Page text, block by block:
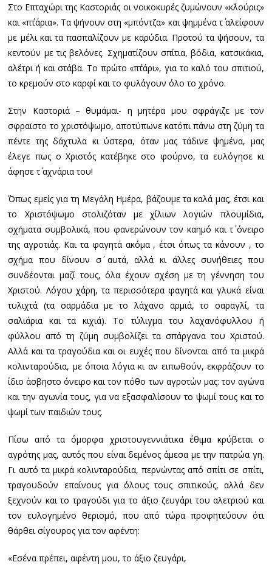
Στο Επταχώρι της Καστοριάς οι νοικοκυρές ζυμώνουν «κ΄λούρις»
και «π΄τάρια». Τα ψήνουν στη «μπόντζα» και ψημμένα τ΄ αλείφουν
με μέλι και τα πασπαλίζουν με καρύδια. Προτού τα ψήσουν, τα
κεντούν με τις βελόνες. Σχηματίζουν σπίτια, βόδια, κατσικάκια,
αλέτρι ή και στάβα. Το πρώτο «π΄τάρι», για το καλό του σπιτιού,
το κρεμούν στο καρφί και το φυλάγουν όλο το χρόνο.
Στην Καστοριά – θυμάμαι- η μητέρα μου σφράγιζε με τον
σφραϊστο το χριστόψωμο, αποτύπωνε κατόπι πάνω στη ζύμη τα
πέντε της δάχτυλα κι ύστερα, όταν μας τάδινε ψημένα, μας
έλεγε πως ο Χριστός κατέβηκε στο φούρνο, τα ευλόγησε κι
άφησε τ΄ αχνάρια του!
΄Όπως εμείς για τη Μεγάλη Ημέρα, βάζουμε τα καλά μας, έτσι και
το Χριστόψωμο στολιζόταν με χίλιων λογιών πλουμίδια,
σχήματα συμβολικά, που φανερώνουν τον καημό και τ΄ όνειρο
της αγροτιάς. Και τα φαγητά ακόμα , έτσι όπως τα κάνουν , το
σχήμα που δίνουν σ΄ αυτά, αλλά κι άλλες συνήθειες που
συνδέονται μαζί τους, όλα έχουν σχέση με τη γέννηση του
Χριστού. Λόγου χάρη, τα περισσότερα φαγητά και γλυκά είναι
τυλιχτά (τα σαρμάδια με το λάχανο αρμιά, το σαραγλί, τα
σαλιάρια και τα κιχιά). Το τύλιγμα του λαχανόφυλλου ή
φύλλου από τη ζύμη συμβολίζει τα σπάργανα του Χριστού.
Αλλά και τα τραγούδια και οι ευχές που δίνονται από τα μικρά
κολινταρούδια, με όποια λόγια κι αν ειπωθούν, εκφράζουν το
ίδιο άσβηστο όνειρο και τον πόθο των αγροτών μας: τον αγώνα
και την αγωνία τους, για να εξασφαλίσουν το ψωμί τους και το
ψωμί των παιδιών τους.
Πίσω από τα όμορφα χριστουγεννιάτικα έθιμα κρύβεται ο
αγρότης μας, αυτός που είναι δεμένος άμεσα με την πατρώα γη.
Γι αυτό τα μικρά κολινταρούδια, περνώντας από σπίτι σε σπίτι,
τραγουδούν επαίνους για όλους τους σπιτικούς, αλλά δεν
ξεχνούν και το τραγούδι για το άξιο ζευγάρι του αλετριού και
τον ευλογημένο θερισμό, που από τώρα προφητεύουν ότι
θάρθει σίγουρος για τον αφέντη:
«Εσένα πρέπει, αφέντη μου, το άξιο ζευγάρι,